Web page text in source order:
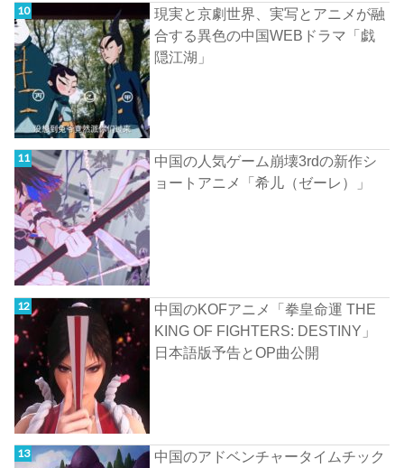
現実と京劇世界、実写とアニメが融
合する異色の中国WEBドラマ「戯
隠江湖」
中国の人気ゲーム崩壊3rdの新作シ
ョートアニメ「希儿（ゼーレ）」
中国のKOFアニメ「拳皇命運 THE
KING OF FIGHTERS: DESTINY」
日本語版予告とOP曲公開
中国のアドベンチャータイムチック